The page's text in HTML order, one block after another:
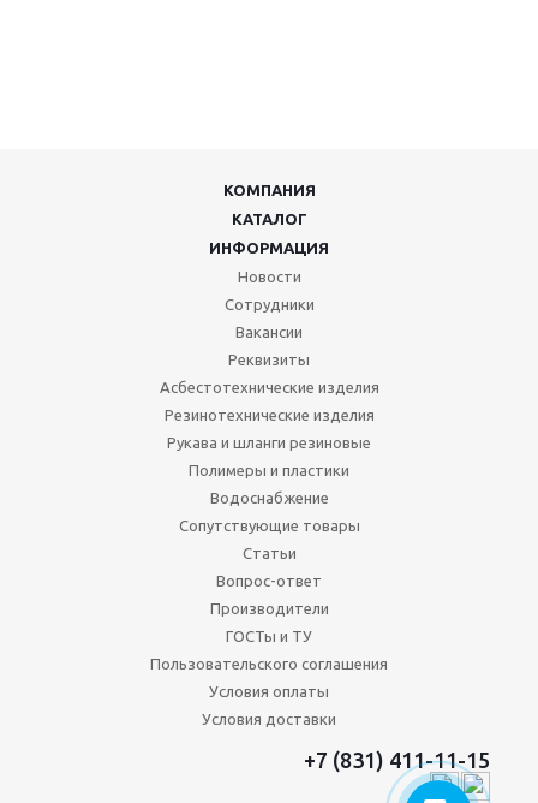
КОМПАНИЯ
КАТАЛОГ
ИНФОРМАЦИЯ
Новости
Сотрудники
Вакансии
Реквизиты
Асбестотехнические изделия
Резинотехнические изделия
Рукава и шланги резиновые
Полимеры и пластики
Водоснабжение
Сопутствующие товары
Статьи
Вопрос-ответ
Производители
ГОСТы и ТУ
Пользовательского соглашения
Условия оплаты
Условия доставки
+7 (831) 411-11-15